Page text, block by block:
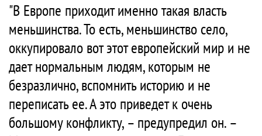
"В Европе приходит именно такая власть
меньшинства. То есть, меньшинство село,
оккупировало вот этот европейский мир и не
дает нормальным людям, которым не
безразлично, вспомнить историю и не
переписать ее. А это приведет к очень
большому конфликту, – предупредил он. –